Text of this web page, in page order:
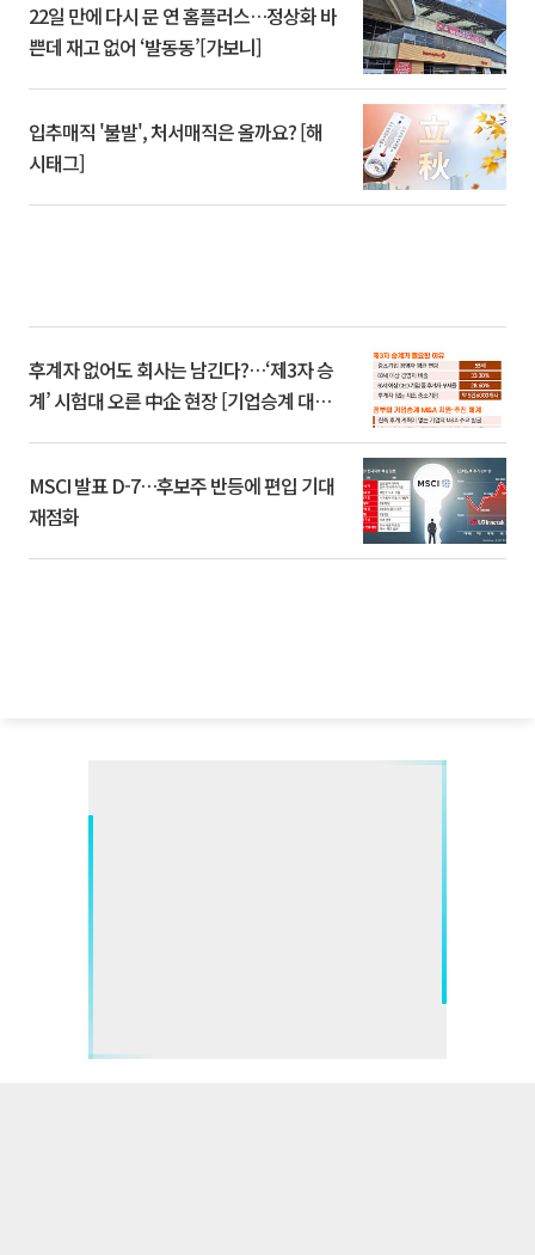
22일 만에 다시 문 연 홈플러스…정상화 바
쁜데 재고 없어 ‘발동동’[가보니]
입추매직 '불발', 처서매직은 올까요? [해
시태그]
후계자 없어도 회사는 남긴다?…‘제3자 승
계’ 시험대 오른 中企 현장 [기업승계 대전
MSCI 발표 D-7…후보주 반등에 편입 기대
재점화